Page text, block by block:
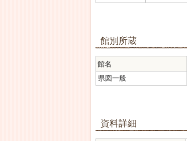
館別所蔵
館名
県図一般
資料詳細